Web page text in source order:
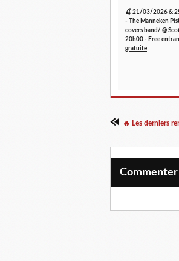
🍒 21/03/2026 &
- The Manneken
covers band/ @
20h00 - Free
gratuite